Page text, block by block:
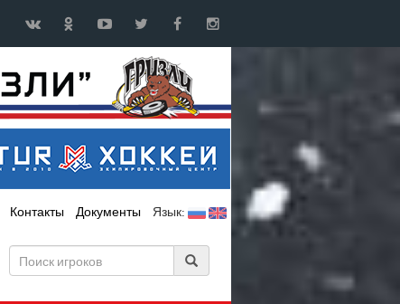
Контакты Документы Язык: